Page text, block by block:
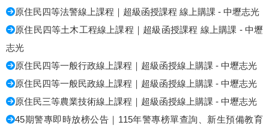
原住民四等法警線上課程｜超級函授課程 線上購課 - 中壢志光
原住民四等土木工程線上課程｜超級函授課程 線上購課 - 中壢
志光
原住民四等一般行政線上課程｜超級函授線上購課 - 中壢志光
原住民四等一般民政線上課程｜超級函授線上購課 - 中壢志光
原住民三等農業技術線上課程｜超級函授線上購課 - 中壢志光
45期警專即時放榜公告｜115年警專榜單查詢、新生預備教育